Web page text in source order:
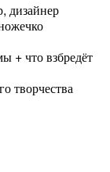
дизайнер
+ что взбредёт
творчества